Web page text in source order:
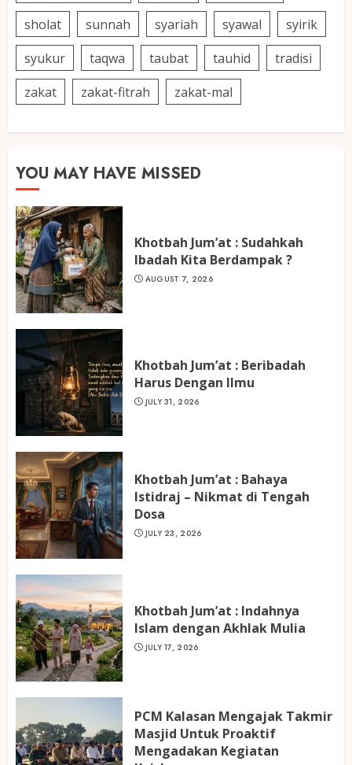
sholat
sunnah syariah syawal
syirik
syukur
taqwa taubat tauhid
tradisi
zakat
zakat-fitrah zakat-mal
YOU MAY HAVE MISSED
Khotbah Jum’at : Sudahkah
Ibadah Kita Berdampak ?
AUGUST 7, 2026
Khotbah Jum’at : Beribadah
Harus Dengan Ilmu
JULY 31, 2026
Khotbah Jum’at : Bahaya
Istidraj – Nikmat di Tengah
Dosa
JULY 23, 2026
Khotbah Jum’at : Indahnya
Islam dengan Akhlak Mulia
JULY 17, 2026
PCM Kalasan Mengajak Takmir
Masjid Untuk Proaktif
Mengadakan Kegiatan